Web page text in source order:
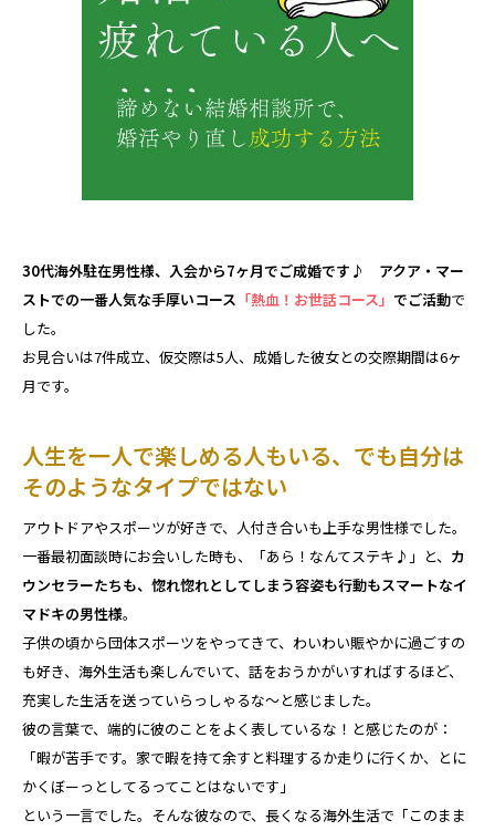
30代海外駐在男性様、入会から7ヶ月でご成婚です♪ アクア・マー
ストでの一番人気な手厚いコース 「熱血！お世話コース」 でご活動で
した。
お見合いは7件成立、仮交際は5人、成婚した彼女との交際期間は6ヶ
月です。
人生を一人で楽しめる人もいる、でも自分は
そのようなタイプではない
アウトドアやスポーツが好きで、人付き合いも上手な男性様でした。
一番最初面談時にお会いした時も、「あら！なんてステキ♪」と、 カ
ウンセラーたちも、惚れ惚れとしてしまう容姿も行動もスマートなイ
マドキの男性様。
子供の頃から団体スポーツをやってきて、わいわい賑やかに過ごすの
も好き、海外生活も楽しんでいて、話をおうかがいすればするほど、
充実した生活を送っていらっしゃるな～と感じました。
彼の言葉で、端的に彼のことをよく表しているな！と感じたのが：
「暇が苦手です。家で暇を持て余すと料理するか走りに行くか、とに
かくぼーっとしてるってことはないです」
という一言でした。そんな彼なので、長くなる海外生活で「このまま